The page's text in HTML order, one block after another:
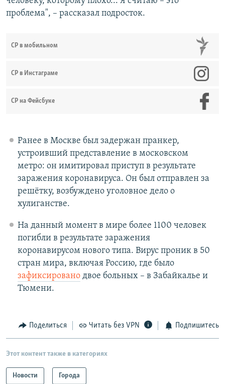
проблема", – рассказал подросток.
СР в мобильном
СР в Инстаграме
СР на Фейсбуке
Ранее в Москве был задержан пранкер,
устроивший представление в московском
метро: он имитировал приступ в результате
заражения коронавируса. Он был отправлен за
решётку, возбуждено уголовное дело о
хулиганстве.
На данный момент в мире более 1100 человек
погибли в результате заражения
коронавирусом нового типа. Вирус проник в 50
стран мира, включая Россию, где было
зафиксированодвое больных – в Забайкалье и
Тюмени.
Поделиться Читать без VPN Подпишитесь
Этот контент также в категориях
Новости Города